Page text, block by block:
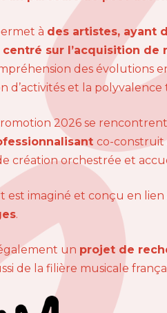
à des artistes, ayant
sur l’acquisition de
des
d’activités et la
2026 se
co-construit
création orchestrée et
est imaginé et conçu en
.
un projet de
de la filière musicale